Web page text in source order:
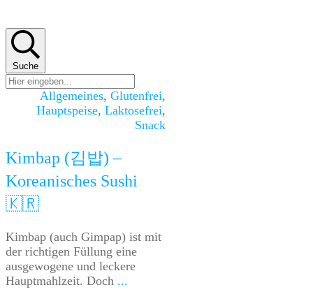
Suche
Allgemeines, Glutenfrei,
Hauptspeise, Laktosefrei,
Snack
Kimbap (김밥) –
Koreanisches Sushi
🇰🇷
Kimbap (auch Gimpap) ist mit
der richtigen Füllung eine
ausgewogene und leckere
Hauptmahlzeit. Doch ...